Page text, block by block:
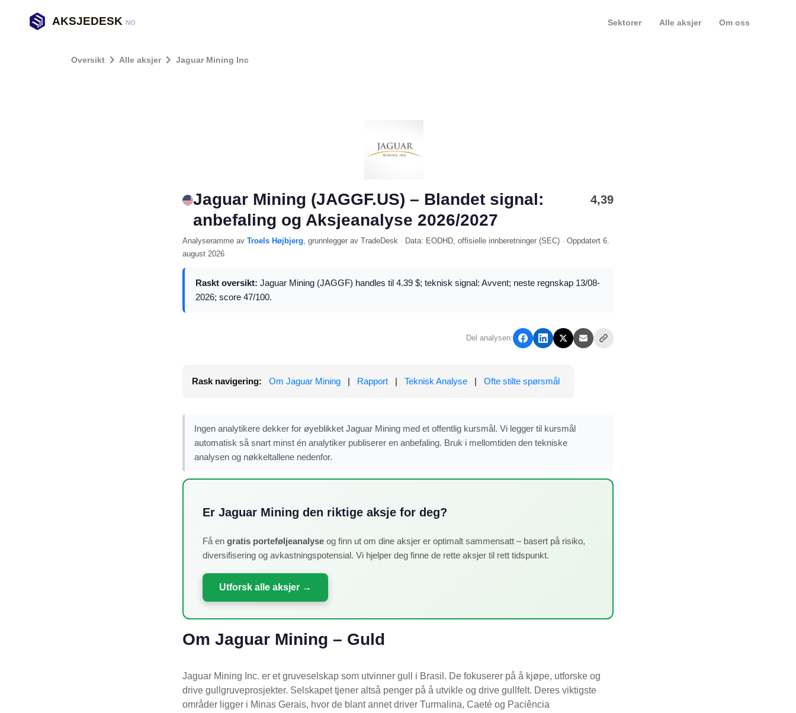
AKSJEDESK NO Om oss
Alle aksjer
Sektorer
Oversikt Alle aksjer Jaguar Mining Inc
Jaguar Mining (JAGGF.US) – Blandet signal:
anbefaling og Aksjeanalyse 2026/2027
4,39
Analyseramme av Troels Højbjerg, grunnlegger av TradeDesk · Data: EODHD, offisielle innberetninger (SEC) · Oppdatert 6.
august 2026
Raskt oversikt: Jaguar Mining (JAGGF) handles til 4.39 $; teknisk signal: Avvent; neste regnskap 13/08-
2026; score 47/100.
Del analysen:
Rask navigering: Om Jaguar Mining | Rapport | Teknisk Analyse | Ofte stilte spørsmål
Ingen analytikere dekker for øyeblikket Jaguar Mining med et offentlig kursmål. Vi legger til kursmål
automatisk så snart minst én analytiker publiserer en anbefaling. Bruk i mellomtiden den tekniske
analysen og nøkkeltallene nedenfor.
Er Jaguar Mining den riktige aksje for deg?
Få en gratis porteføljeanalyse og finn ut om dine aksjer er optimalt sammensatt – basert på risiko,
diversifisering og avkastningspotensial. Vi hjelper deg finne de rette aksjer til rett tidspunkt.
Utforsk alle aksjer →
Om Jaguar Mining – Guld
Jaguar Mining Inc. er et gruveselskap som utvinner gull i Brasil. De fokuserer på å kjøpe, utforske og
drive gullgruveprosjekter. Selskapet tjener altså penger på å utvikle og drive gullfelt. Deres viktigste
områder ligger i Minas Gerais, hvor de blant annet driver Turmalina, Caeté og Paciência